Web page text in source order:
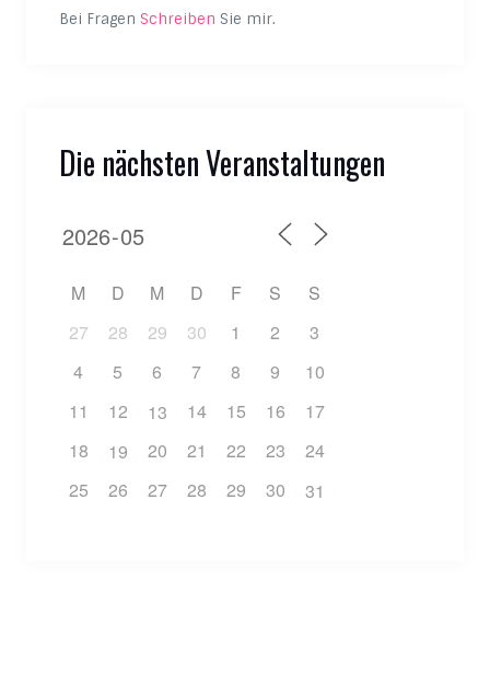
Bei Fragen Schreiben Sie mir.
Die nächsten Veranstaltungen
M D M D F S
S
27
28 29 30 1 2
3
4
5 6 7 8 9
10
11
12 13 14 15 16
17
18
19 20 21 22 23
24
25
26 27 28 29 30 31